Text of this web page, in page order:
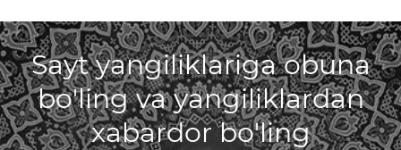
Sayt yangiliklariga obuna
bo'ling va yangiliklardan
xabardor bo'ling